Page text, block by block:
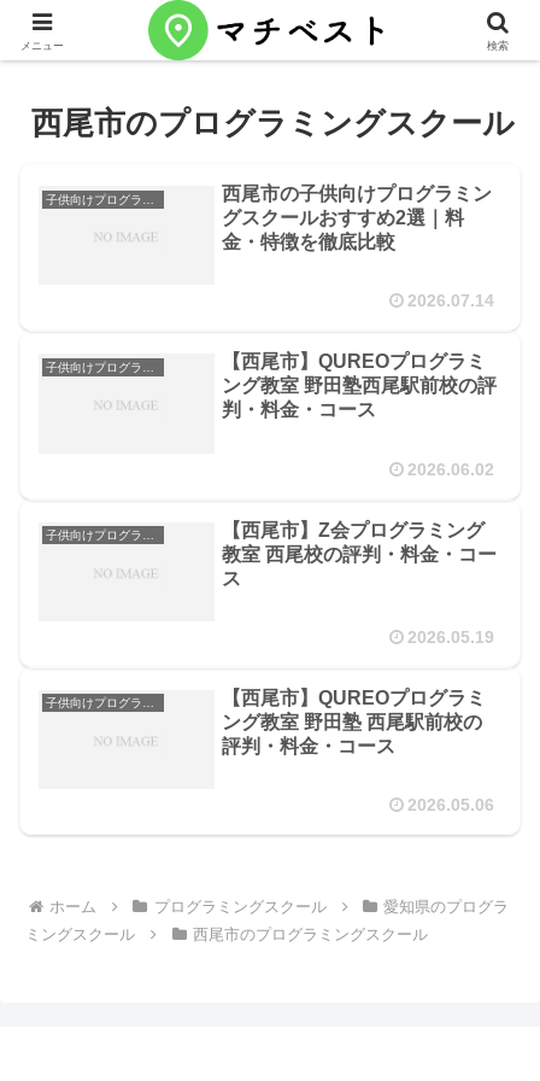
西尾市のプログラミングスクール
西尾市の子供向けプログラミン
グスクールおすすめ2選｜料
金・特徴を徹底比較
2026.07.14
【西尾市】QUREOプログラミ
ング教室 野田塾西尾駅前校の評
判・料金・コース
2026.06.02
【西尾市】Z会プログラミング
教室 西尾校の評判・料金・コー
ス
2026.05.19
【西尾市】QUREOプログラミ
ング教室 野田塾 西尾駅前校の
評判・料金・コース
2026.05.06
ホーム プログラミングスクール
愛知県のプログラ
ミングスクール
西尾市のプログラミングスクール
メニュー 検索